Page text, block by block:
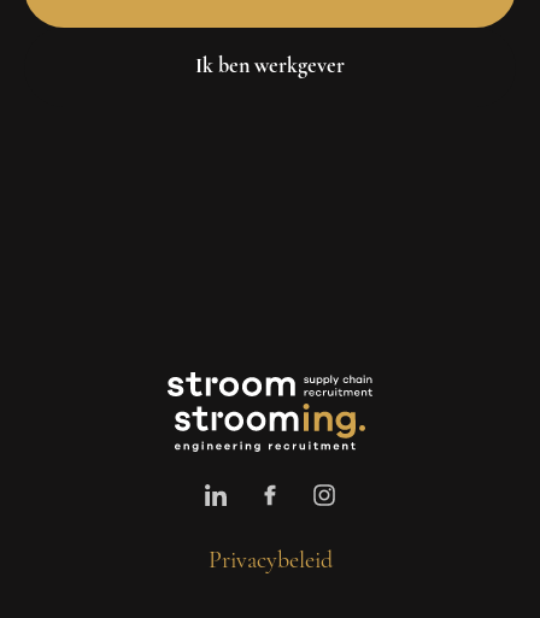
Ik ben werkgever
Privacybeleid